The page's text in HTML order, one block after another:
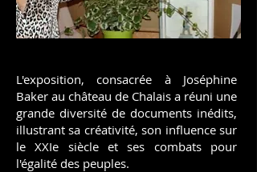
L'exposition, consacrée à Joséphine
Baker au château de Chalais a réuni une
grande diversité de documents inédits,
illustrant sa créativité, son influence sur
le XXIe siècle et ses combats pour
l'égalité des peuples.